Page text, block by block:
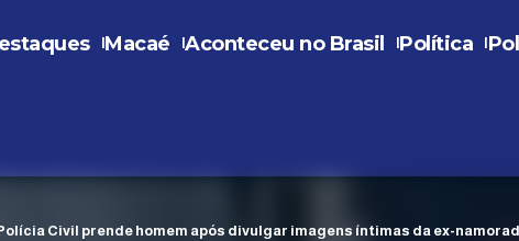
Macaé Aconteceu no Brasil Política
Civil prende homem após divulgar imagens íntimas da ex-